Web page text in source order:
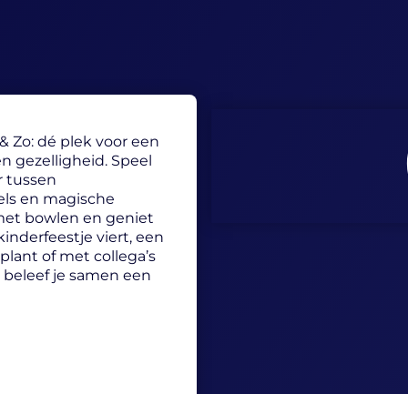
Zo: dé plek voor een
gezelligheid. Speel
tussen
en magische
bowlen en geniet
viert, een
of met collega’s
je samen een